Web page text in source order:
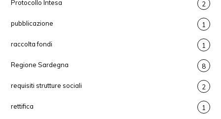
Protocollo Intesa 2
pubblicazione 1
raccolta fondi 1
Regione Sardegna 8
requisiti strutture sociali 2
rettifica 1